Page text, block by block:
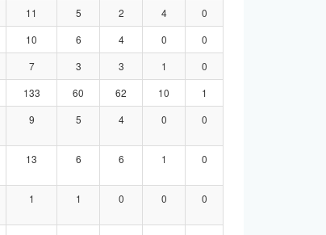
11 5 2 4
0
10 6 4 0
0
7 3 3 1
0
133 60 62 10
1
9 5 4 0 0
13 6 6 1 0
1 1 0 0 0